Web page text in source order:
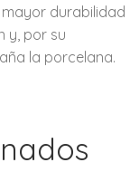
durabilidad
y, por su
la porcelana.